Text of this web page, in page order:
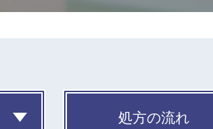
処方の流れ